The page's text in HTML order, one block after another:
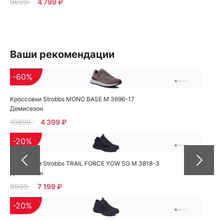
Ваши рекомендации
Кроссовки Strobbs MONO BASE M 3696-17
Демисезон
-60%
10899 4 399 ₽
Кроссовки Strobbs TRAIL FORCE YOW SG M 3818-3
Демисезон
-20%
8999 7 199 ₽
-20%